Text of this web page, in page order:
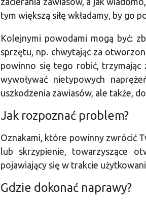
tym większą siłę wkładamy, by go
Kolejnymi powodami mogą być:
sprzętu, np. chwytając za
powinno się tego robić, trzymając
wywoływać nietypowych
uszkodzenia zawiasów, ale także,
Jak rozpoznać problem?
Oznakami, które powinny zwrócić
lub skrzypienie, towarzyszące
pojawiający się w trakcie
Gdzie dokonać naprawy?